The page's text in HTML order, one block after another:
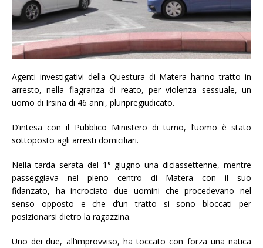
Agenti investigativi della Questura di Matera hanno tratto in
arresto, nella flagranza di reato, per violenza sessuale, un
uomo di Irsina di 46 anni, pluripregiudicato.
D’intesa con il Pubblico Ministero di turno, l’uomo è stato
sottoposto agli arresti domiciliari.
Nella tarda serata del 1° giugno una diciassettenne, mentre
passeggiava nel pieno centro di Matera con il suo
fidanzato, ha incrociato due uomini che procedevano nel
senso opposto e che d’un tratto si sono bloccati per
posizionarsi dietro la ragazzina.
Uno dei due, all’improvviso, ha toccato con forza una natica